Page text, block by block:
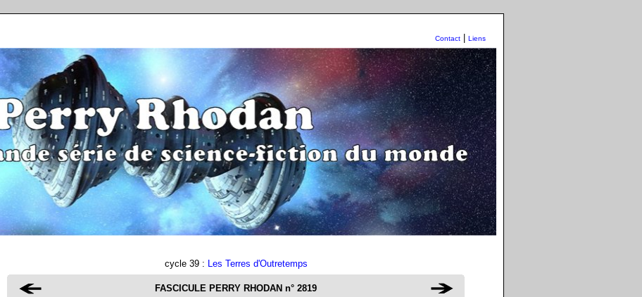
Contact Liens
cycle 39 : Les Terres d'Outretemps
FASCICULE PERRY RHODAN n° 2819